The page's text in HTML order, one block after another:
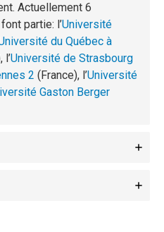
Actuellement 6
partie: l’Université
du Québec à
l’Université de Strasbourg
2 (France), l’Université
Gaston Berger